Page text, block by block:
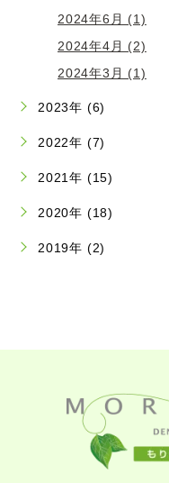
2024年6月 (1)
2024年4月 (2)
2024年3月 (1)
2023年 (6)
2022年 (7)
2021年 (15)
2020年 (18)
2019年 (2)